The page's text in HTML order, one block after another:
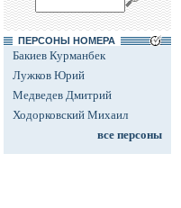
ПЕРСОНЫ НОМЕРА
Бакиев Курманбек
Лужков Юрий
Медведев Дмитрий
Ходорковский Михаил
все персоны